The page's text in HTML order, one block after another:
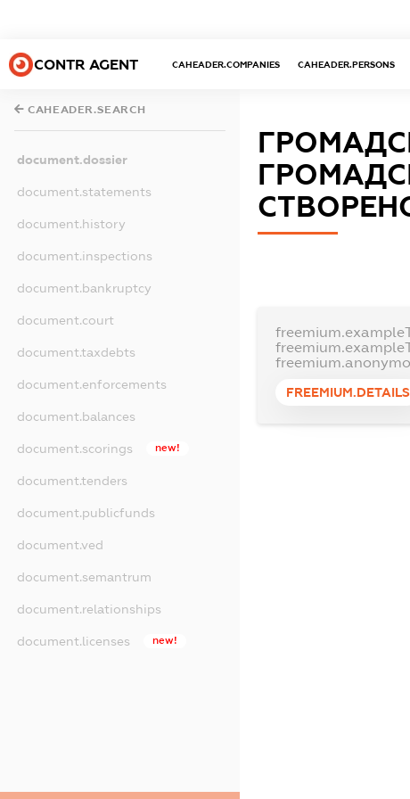
CONTR AGENT CAHEADER.COMPANIES CAHEADER.PERSONS
CAHEADER.SEARCH
document.dossier
document.statements
document.history
document.inspections
document.bankruptcy
document.court
document.taxdebts
document.enforcements
document.balances
document.scorings new!
document.tenders
document.publicfunds
document.ved
document.semantrum
document.relationships
document.licenses new!
FREEMIUM.DETAILS